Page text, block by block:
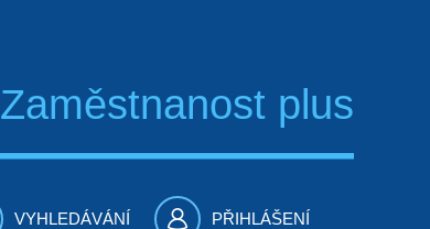
Zaměstnanost plus
VYHLEDÁVÁNÍ PŘIHLÁŠENÍ